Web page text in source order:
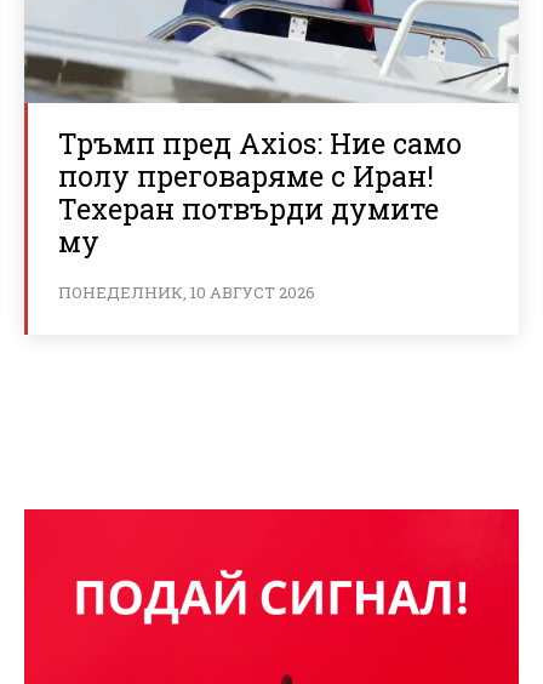
Тръмп пред Axios: Ние само
полу преговаряме с Иран!
Техеран потвърди думите
му
ПОНЕДЕЛНИК, 10 АВГУСТ 2026